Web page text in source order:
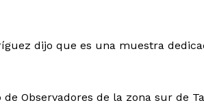
dijo que es una muestra
Observadores de la zona sur de